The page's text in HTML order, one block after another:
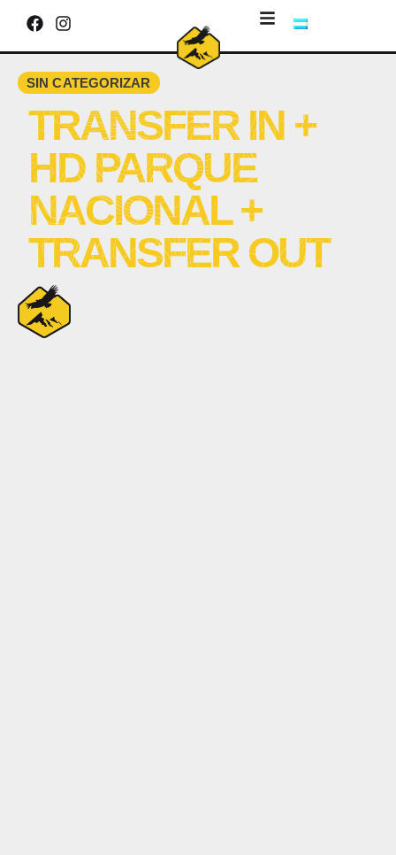
SIN CATEGORIZAR
TRANSFER IN +
HD PARQUE
NACIONAL +
TRANSFER OUT